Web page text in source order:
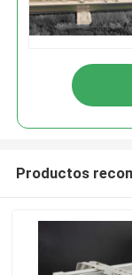
Productos